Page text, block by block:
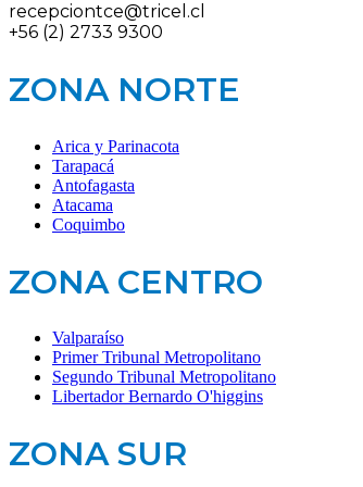
recepciontce@tricel.cl
+56 (2) 2733 9300
ZONA NORTE
Arica y Parinacota
Tarapacá
Antofagasta
Atacama
Coquimbo
ZONA CENTRO
Valparaíso
Primer Tribunal Metropolitano
Segundo Tribunal Metropolitano
Libertador Bernardo O'higgins
ZONA SUR